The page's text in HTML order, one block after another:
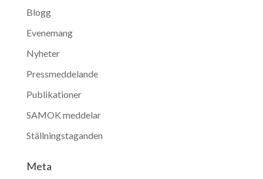
Blogg
Evenemang
Nyheter
Pressmeddelande
Publikationer
SAMOK meddelar
Ställningstaganden
Meta